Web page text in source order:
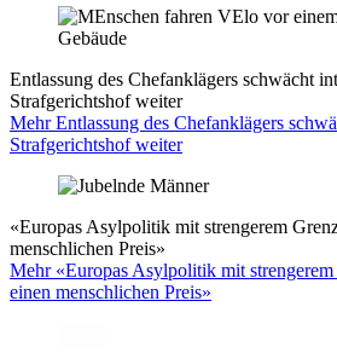
Entlassung des Chefanklägers schwächt
Strafgerichtshof weiter
Mehr Entlassung des Chefanklägers
Strafgerichtshof weiter
«Europas Asylpolitik mit strengerem
menschlichen Preis»
Mehr «Europas Asylpolitik mit strengerem
einen menschlichen Preis»